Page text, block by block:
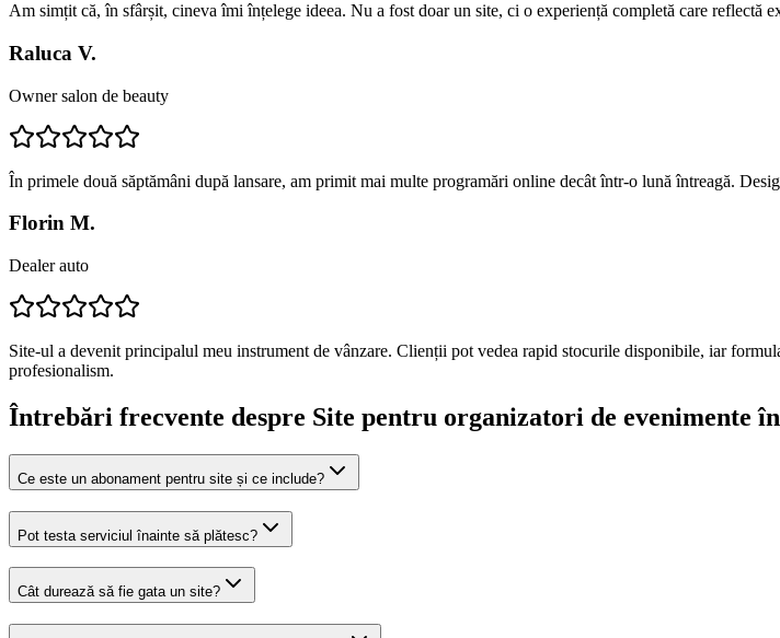
Am simțit că, în sfârșit, cineva îmi înțelege ideea. Nu a fost doar un site, ci o experiență completă care
Raluca V.
Owner salon de beauty
În primele două săptămâni după lansare, am primit mai multe programări online decât într-o lună întreagă.
Florin M.
Dealer auto
Site-ul a devenit principalul meu instrument de vânzare. Clienții pot vedea rapid stocurile disponibile, iar
profesionalism.
Întrebări frecvente despre Site pentru organizatori de evenimente
Ce este un abonament pentru site și ce include?
Pot testa serviciul înainte să plătesc?
Cât durează să fie gata un site?